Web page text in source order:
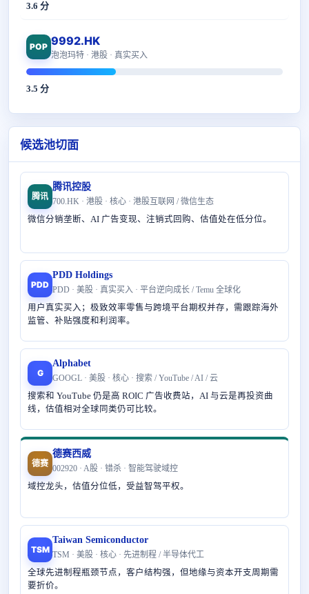
3.6 分
POP 9992.HK
泡泡玛特 · 港股 · 真实买入
3.5 分
候选池切面
腾讯
腾讯控股
700.HK · 港股 · 核心 · 港股互联网 / 微信生态
微信分销垄断、AI 广告变现、注销式回购、估值处在低分位。
PDD
PDD Holdings
PDD · 美股 · 真实买入 · 平台逆向成长 / Temu 全球化
用户真实买入；极致效率零售与跨境平台期权并存，需跟踪海外
监管、补贴强度和利润率。
G
Alphabet
GOOGL · 美股 · 核心 · 搜索 / YouTube / AI / 云
搜索和 YouTube 仍是高 ROIC 广告收费站，AI 与云是再投资曲
线，估值相对全球同类仍可比较。
德赛
德赛西威
002920 · A股 · 错杀 · 智能驾驶域控
域控龙头，估值分位低，受益智驾平权。
TSM
Taiwan Semiconductor
TSM · 美股 · 核心 · 先进制程 / 半导体代工
全球先进制程瓶颈节点，客户结构强，但地缘与资本开支周期需
要折价。